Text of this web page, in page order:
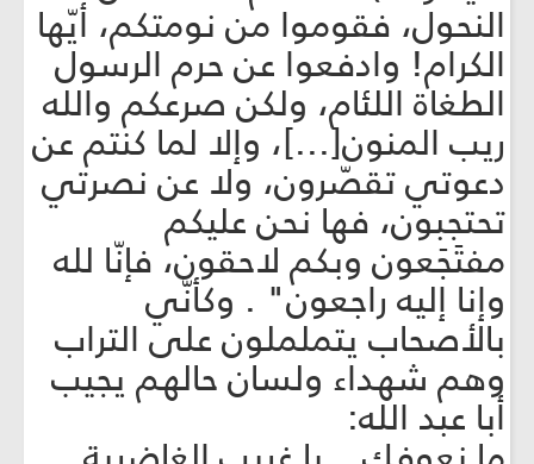
النحول، فقوموا من نومتكم، أيّها
الكرام! وادفعوا عن حرم الرسول
الطغاة اللئام، ولكن صرعكم والله
ريب المنون[...]، وإلا لما كنتم عن
دعوتي تقصّرون، ولا عن نصرتي
تحتجبون، فها نحن عليكم
مفتَجَعون وبكم لاحقون، فإنّا لله
وإنا إليه راجعون" . وكأنّي
بالأصحاب يتململون على التراب
وهم شهداء ولسان حالهم يجيب
أبا عبد الله: